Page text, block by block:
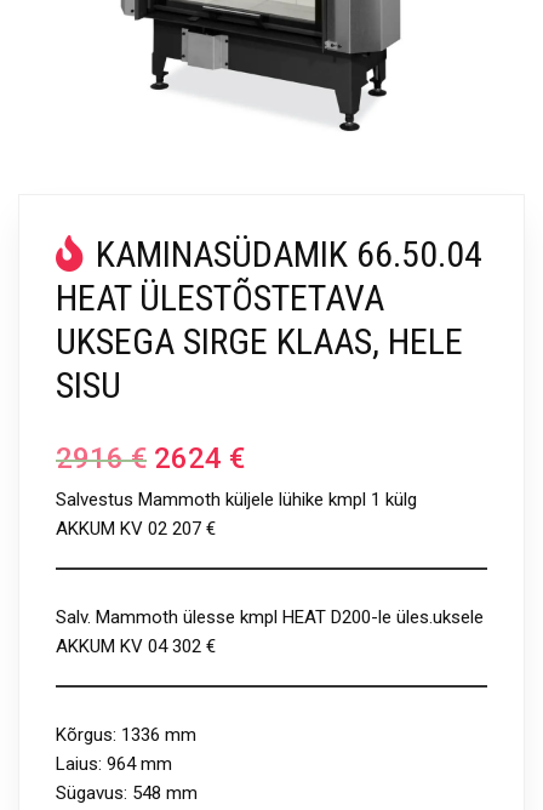
KAMINASÜDAMIK 66.50.04
HEAT ÜLESTÕSTETAVA
UKSEGA SIRGE KLAAS, HELE
SISU
2916€ 2624 €
Salvestus Mammoth küljele lühike kmpl 1 külg
AKKUM KV 02 207 €
Salv. Mammoth ülesse kmpl HEAT D200-le üles.uksele
AKKUM KV 04 302 €
Kõrgus: 1336 mm
Laius: 964 mm
Sügavus: 548 mm